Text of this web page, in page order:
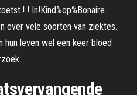
! In!Kind%op%Bonaire.
over vele soorten van ziektes.
hun leven wel een keer bloed